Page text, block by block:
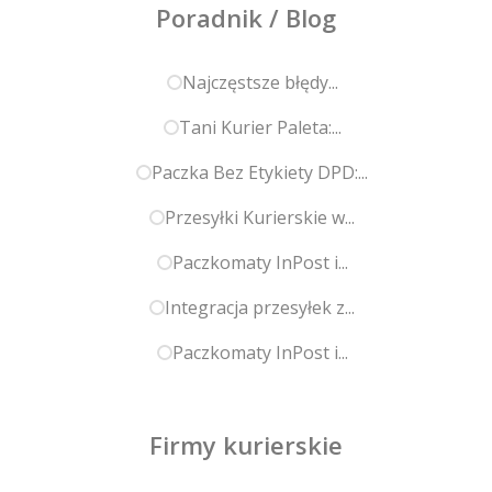
Poradnik / Blog
Najczęstsze błędy...
Tani Kurier Paleta:...
Paczka Bez Etykiety DPD:...
Przesyłki Kurierskie w...
Paczkomaty InPost i...
Integracja przesyłek z...
Paczkomaty InPost i...
Firmy kurierskie